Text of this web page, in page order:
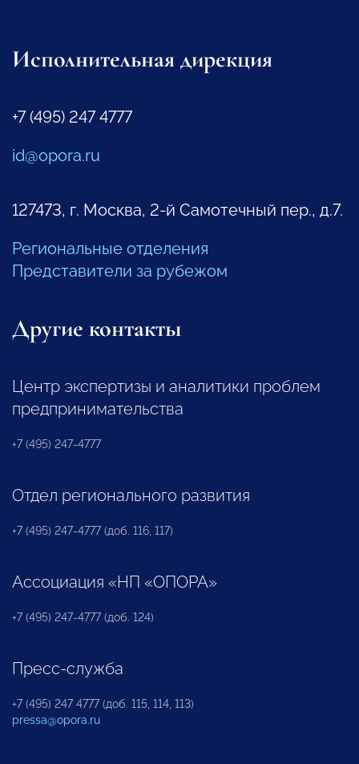
Исполнительная дирекция
+7 (495) 247 4777
id@opora.ru
127473, г. Москва, 2-й Самотечный пер., д.7.
Региональные отделения
Представители за рубежом
Другие контакты
Центр экспертизы и аналитики проблем
предпринимательства
+7 (495) 247-4777
Отдел регионального развития
+7 (495) 247-4777 (доб. 116, 117)
Ассоциация «НП «ОПОРА»
+7 (495) 247-4777 (доб. 124)
Пресс-служба
+7 (495) 247 4777 (доб. 115, 114, 113)
pressa@opora.ru